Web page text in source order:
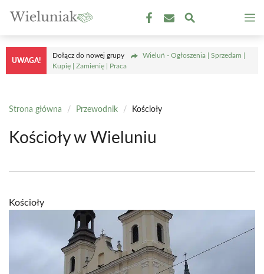
treści
UWAGA!
Dołącz do nowej grupy
Wieluń - Ogłoszenia | Sprzedam |
Kupię | Zamienię | Praca
Strona główna / Przewodnik / Kościoły
Kościoły w Wieluniu
Kościoły